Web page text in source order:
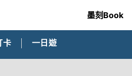
墨刻Book
卡 一日遊